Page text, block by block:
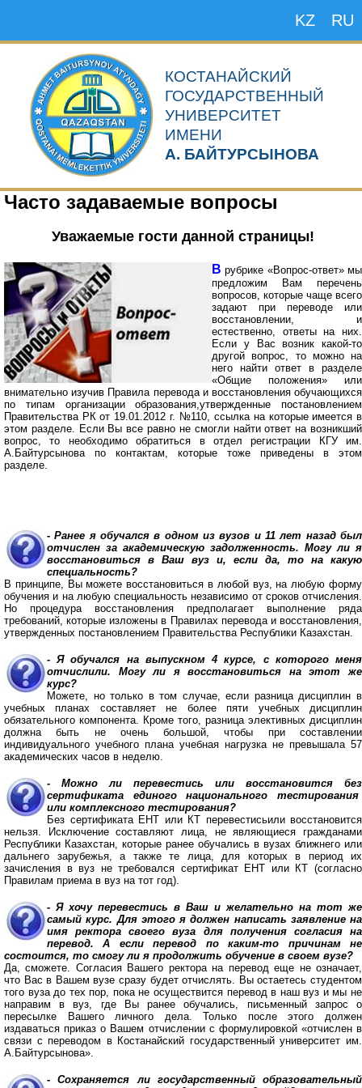
KZ RU
КОСТАНАЙСКИЙ
ГОСУДАРСТВЕННЫЙ
УНИВЕРСИТЕТ
ИМЕНИ
А. БАЙТУРСЫНОВА
Часто задаваемые вопросы
Уважаемые гости данной страницы!
В рубрике «Вопрос-ответ» мы
предложим Вам перечень
вопросов, которые чаще всего
задают при переводе или
восстановлении, и
естественно, ответы на них.
Если у Вас возник какой-то
другой вопрос, то можно на
него найти ответ в разделе
«Общие положения» или
внимательно изучив Правила перевода и восстановления обучающихся
по типам организации образования,утвержденные постановлением
Правительства РК от 19.01.2012 г. №110, ссылка на которые имеется в
этом разделе. Если Вы все равно не смогли найти ответ на возникший
вопрос, то необходимо обратиться в отдел регистрации КГУ им.
А.Байтурсынова по контактам, которые тоже приведены в этом
разделе.
- Ранее я обучался в одном из вузов и 11 лет назад был
отчислен за академическую задолженность. Могу ли я
восстановиться в Ваш вуз и, если да, то на какую
специальность?
В принципе, Вы можете восстановиться в любой вуз, на любую форму
обучения и на любую специальность независимо от сроков отчисления.
Но процедура восстановления предполагает выполнение ряда
требований, которые изложены в Правилах перевода и восстановления,
утвержденных постановлением Правительства Республики Казахстан.
- Я обучался на выпускном 4 курсе, с которого меня
отчислили. Могу ли я восстановиться на этот же
курс?
Можете, но только в том случае, если разница дисциплин в
учебных планах составляет не более пяти учебных дисциплин
обязательного компонента. Кроме того, разница элективных дисциплин
должна быть не очень большой, чтобы при составлении
индивидуального учебного плана учебная нагрузка не превышала 57
академических часов в неделю.
- Можно ли перевестись или восстановится без
сертификата единого национального тестирования
или комплексного тестирования?
Без сертификата ЕНТ или КТ перевестисьили восстановится
нельзя. Исключение составляют лица, не являющиеся гражданами
Республики Казахстан, которые ранее обучались в вузах ближнего или
дальнего зарубежья, а также те лица, для которых в период их
зачисления в вуз не требовался сертификат ЕНТ или КТ (согласно
Правилам приема в вуз на тот год).
- Я хочу перевестись в Ваш и желательно на тот же
самый курс. Для этого я должен написать заявление на
имя ректора своего вуза для получения согласия на
перевод. А если перевод по каким-то причинам не
состоится, то смогу ли я продолжить обучение в своем вузе?
Да, сможете. Согласия Вашего ректора на перевод еще не означает,
что Вас в Вашем вузе сразу будет отчислять. Вы остаетесь студентом
того вуза до тех пор, пока не осуществится перевод в наш вуз и мы не
направим в вуз, где Вы ранее обучались, письменный запрос о
пересылке Вашего личного дела. Только после этого должен
издаваться приказ о Вашем отчислении с формулировкой «отчислен в
связи с переводом в Костанайский государственный университет им.
А.Байтурсынова».
- Сохраняется ли государственный образовательный